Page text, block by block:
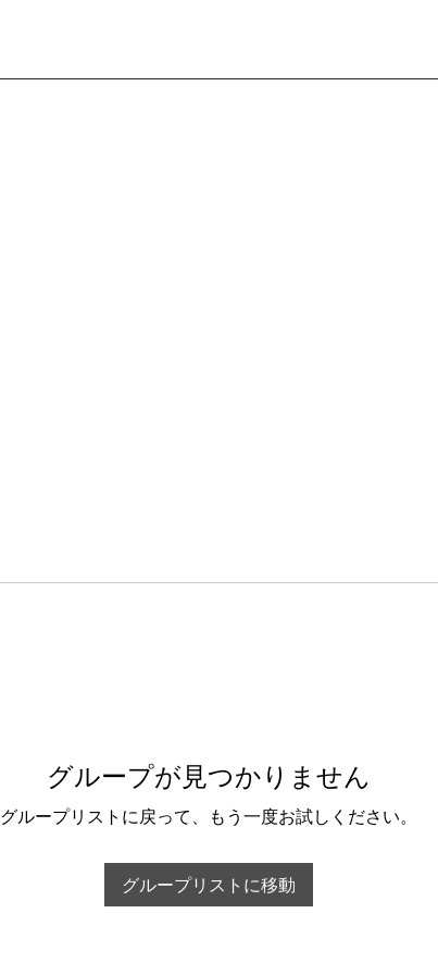
グループが見つかりません
グループリストに戻って、もう一度お試しください。
グループリストに移動